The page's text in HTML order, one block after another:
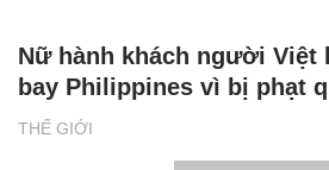
THẾ GIỚI
Nữ hành khách người Việt
bay Philippines vì bị phạt